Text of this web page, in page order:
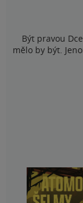
Být pravou
mělo by být.